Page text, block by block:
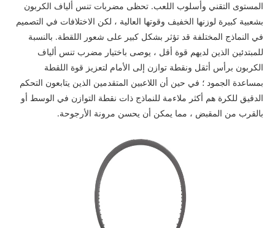
المستوى التقني وأسلوب اللعب. تحظى مضربات تنس ألياف الكربون
بشعبية كبيرة لوزنها الخفيف وقوتها العالية ، لكن الاختلافات في التصميم
في النماذج المختلفة قد تؤثر بشكل كبير على شعور اللقطة. بالنسبة
للمبتدئين الذين لديهم قوة أقل ، يوصى باختيار مضرب تنس ألياف
الكربون برأس أثقل ونقطة توازن إلى الأمام لتعزيز قوة اللقطة
بمساعدة الجمود ؛ في حين أن اللاعبين المتقدمين الذين يتابعون التحكم
الدقيق للكرة هم أكثر ملاءمة للنماذج ذات نقطة التوازن في الوسط أو
بالقرب من المقبض ، مما يمكن أن يحسن مرونة الأرجوحة.